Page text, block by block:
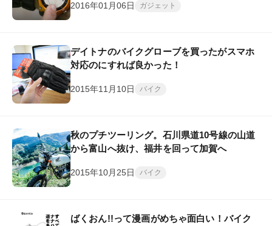
2016年01月06日 ガジェット
デイトナのバイクグローブを買ったがスマホ
対応のにすれば良かった！
2015年11月10日 バイク
秋のプチツーリング。石川県道10号線の山道
から富山へ抜け、福井を回って加賀へ
2015年10月25日 バイク
ばくおん!!って漫画がめちゃ面白い！バイク